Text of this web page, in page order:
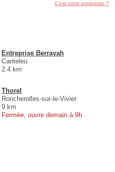
C'est votre entreprise ?
Entreprise Berrayah
Canteleu
2.4 km
Thorel
Roncherolles-sur-le-Vivier
9 km
Fermée, ouvre demain à 9h